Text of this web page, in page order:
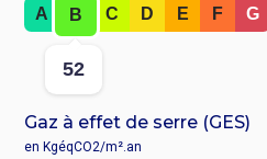
Rang
:
A B C D E F G
52
Gaz à effet de serre (GES)
en KgéqCO2/m².an